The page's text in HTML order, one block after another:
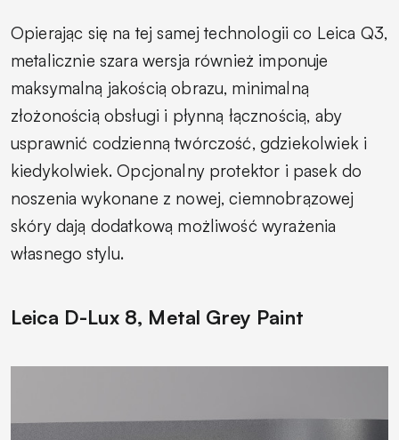
Opierając się na tej samej technologii co Leica Q3,
metalicznie szara wersja również imponuje
maksymalną jakością obrazu, minimalną
złożonością obsługi i płynną łącznością, aby
usprawnić codzienną twórczość, gdziekolwiek i
kiedykolwiek. Opcjonalny protektor i pasek do
noszenia wykonane z nowej, ciemnobrązowej
skóry dają dodatkową możliwość wyrażenia
własnego stylu.
Leica D-Lux 8, Metal Grey Paint